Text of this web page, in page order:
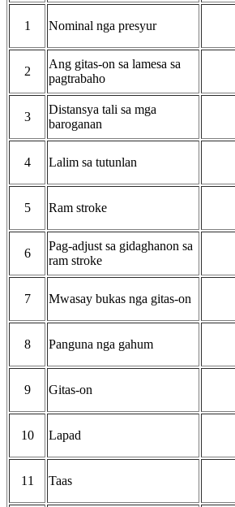
1 Nominal nga presyur
2
Ang gitas-on sa lamesa sa
pagtrabaho
3
Distansya tali sa mga
baroganan
4 Lalim sa tutunlan
5 Ram stroke
6
Pag-adjust sa gidaghanon sa
ram stroke
7 Mwasay bukas nga gitas-on
8 Panguna nga gahum
9 Gitas-on
10 Lapad
1 1 Taas